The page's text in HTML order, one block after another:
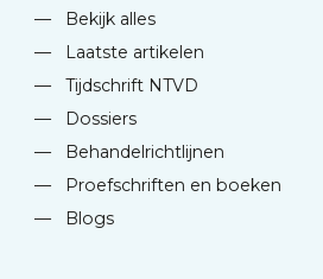
—
Bekijk alles
—
Laatste artikelen
—
Tijdschrift NTVD
—
Dossiers
—
Behandelrichtlijnen
—
Proefschriften en boeken
—
Blogs